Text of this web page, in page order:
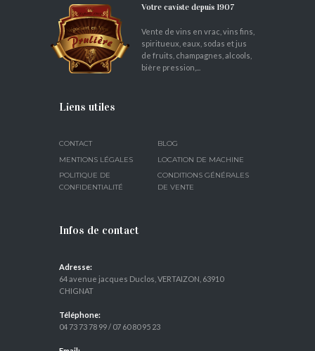
Votre caviste depuis 1907
Vente de vins en vrac, vins fins,
spiritueux, eaux, sodas et jus
de fruits, champagnes, alcools,
bière pression,...
Liens utiles
CONTACT
BLOG
MENTIONS LÉGALES
LOCATION DE MACHINE
POLITIQUE DE
CONFIDENTIALITÉ
CONDITIONS GÉNÉRALES
DE VENTE
Infos de contact
Adresse:
64 avenue jacques Duclos, VERTAIZON, 63910
CHIGNAT
Téléphone:
04 73 73 78 99/ 07 60 80 95 23